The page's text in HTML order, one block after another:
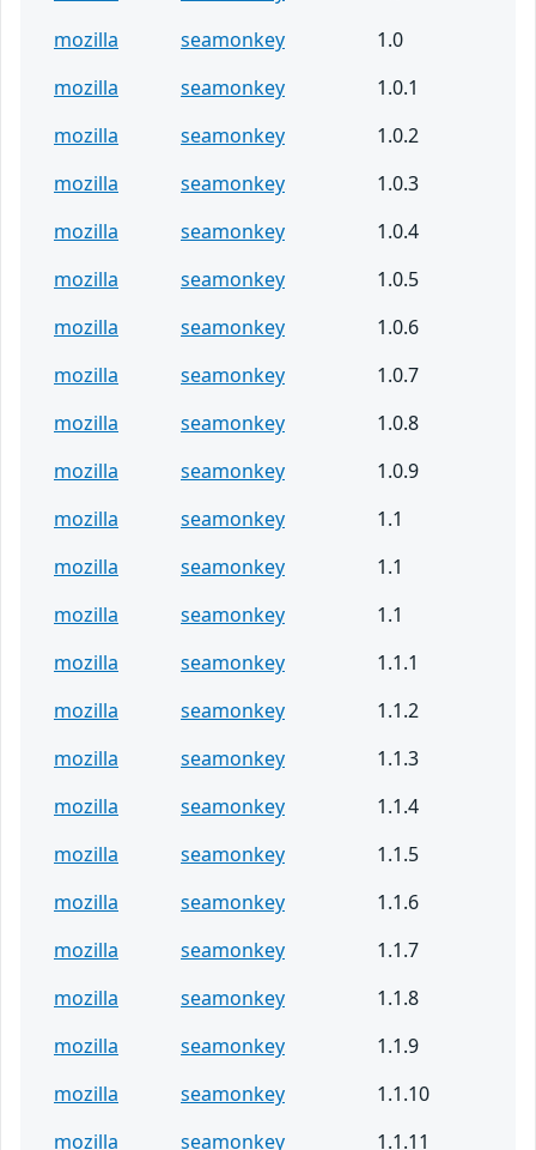
mozilla
seamonkey
1.0
mozilla
seamonkey
1.0.1
mozilla
seamonkey
1.0.2
mozilla
seamonkey
1.0.3
mozilla
seamonkey
1.0.4
mozilla
seamonkey
1.0.5
mozilla
seamonkey
1.0.6
mozilla
seamonkey
1.0.7
mozilla
seamonkey
1.0.8
mozilla
seamonkey
1.0.9
mozilla
seamonkey
1.1
mozilla
seamonkey
1.1
mozilla
seamonkey
1.1
mozilla
seamonkey
1.1.1
mozilla
seamonkey
1.1.2
mozilla
seamonkey
1.1.3
mozilla
seamonkey
1.1.4
mozilla
seamonkey
1.1.5
mozilla
seamonkey
1.1.6
mozilla
seamonkey
1.1.7
mozilla
seamonkey
1.1.8
mozilla
seamonkey
1.1.9
mozilla
seamonkey
1.1.10
mozilla
seamonkey 1.1.11